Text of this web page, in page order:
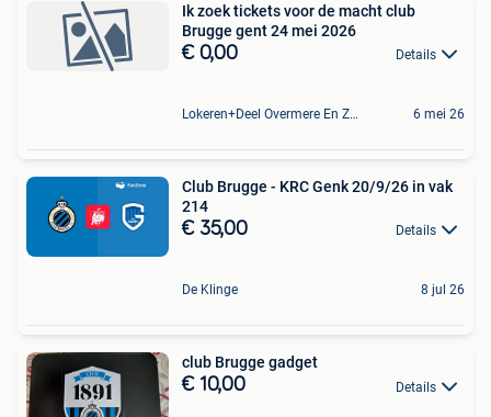
Ik zoek tickets voor de macht club
Brugge gent 24 mei 2026
€ 0,00 Details
Lokeren+Deel Overmere En Zele 6 mei 26
Club Brugge - KRC Genk 20/9/26 in vak
214
€ 35,00 Details
De Klinge 8 jul 26
club Brugge gadget
€ 10,00 Details